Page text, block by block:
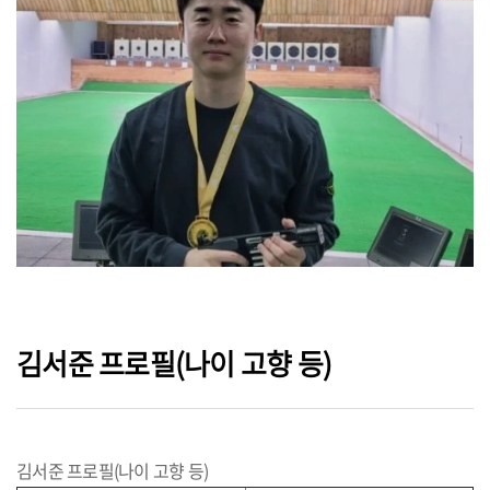
김서준 프로필(나이 고향 등)
김서준 프로필(나이 고향 등)